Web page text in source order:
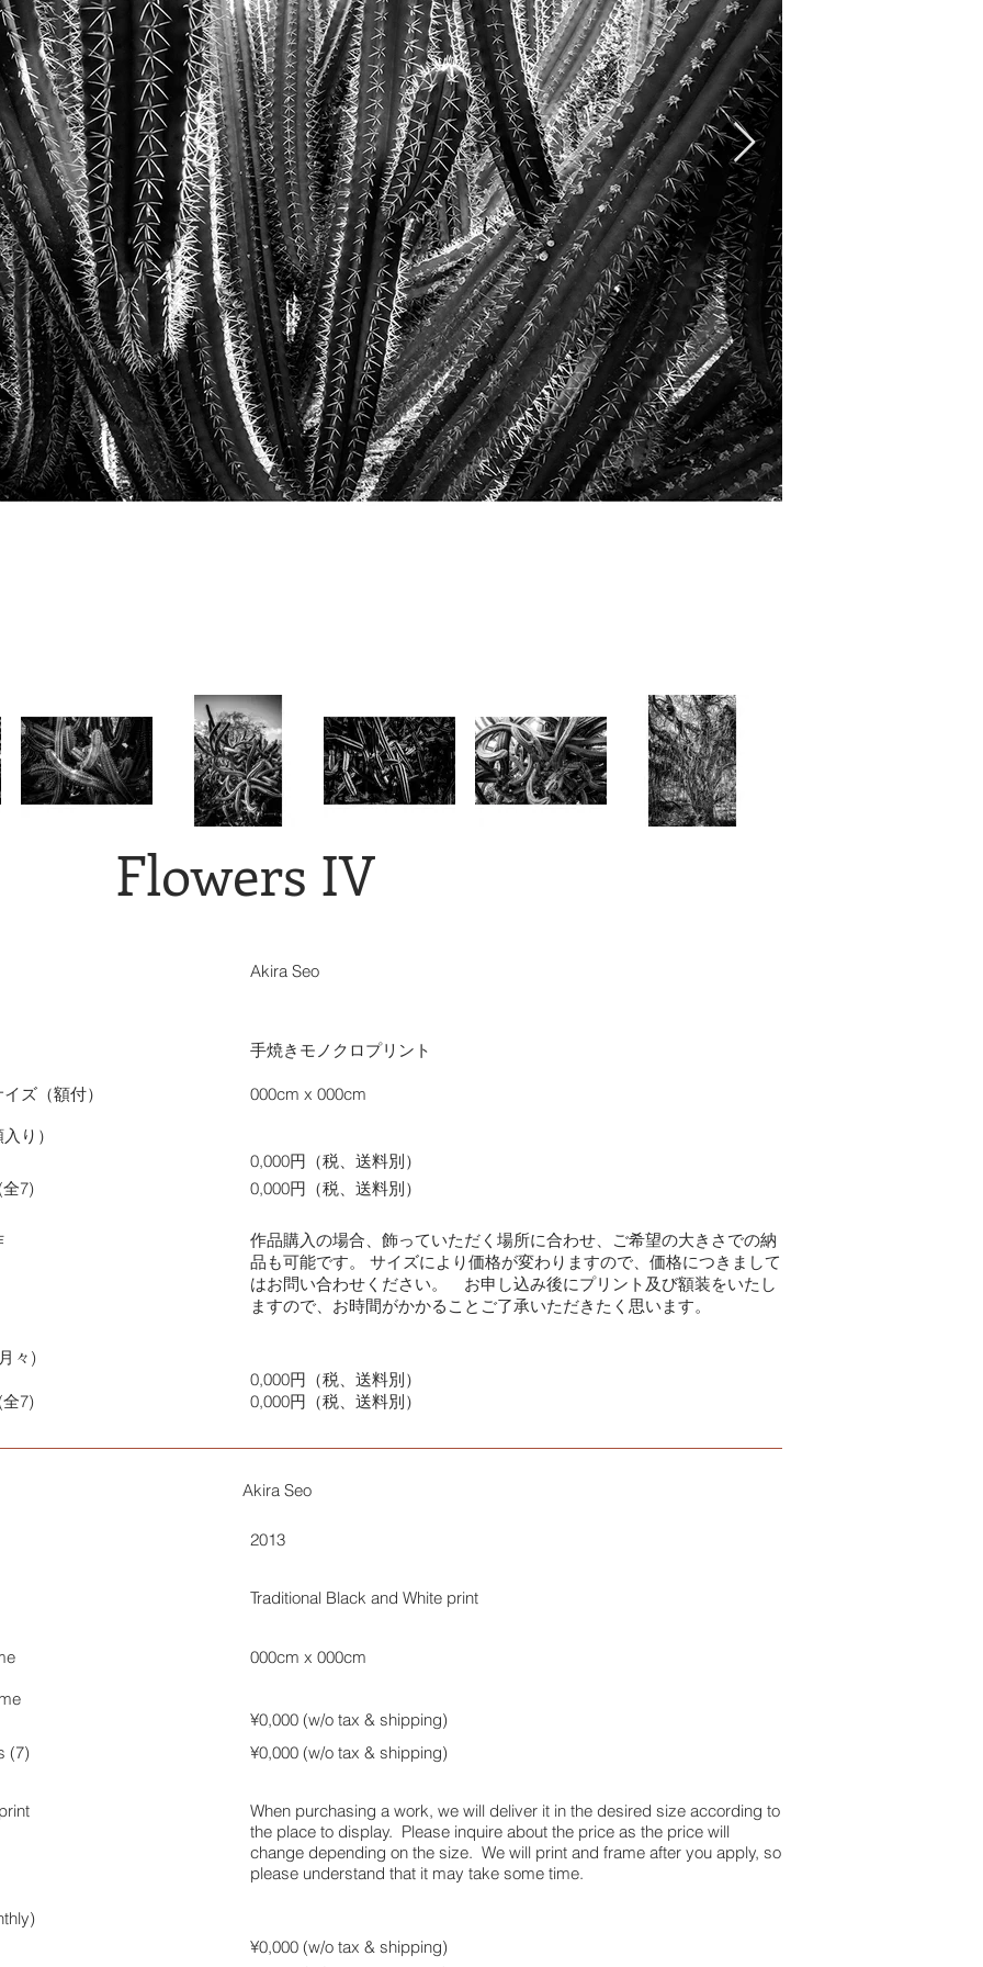
Flowers IV
Akira Seo
ズ（額付）
手焼きモノクロプリント
000cm x 000cm
り）
7)
0,000円（税、送料別）
0,000円（税、送料別）
作品購入の場合、飾っていただく場所に合わせ、ご希望の大きさでの納
品も可能です。 サイズにより価格が変わりますので、価格につきまして
はお問い合わせください。 お申し込み後にプリント及び額装をいたし
ますので、お時間がかかることご了承いただきたく思います。
々)
7)
0,000円（税、送料別）
0,000円（税、送料別）
Akira Seo
2013
Traditional Black and White print
000cm x 000cm
(7)
¥0,000 (w/o tax & shipping)
¥0,000 (w/o tax & shipping)
When purchasing a work, we will deliver it in the desired size according to
the place to display. Please inquire about the price as the price will
change depending on the size. We will print and frame after you apply, so
please understand that it may take some time.
¥0,000 (w/o tax & shipping)